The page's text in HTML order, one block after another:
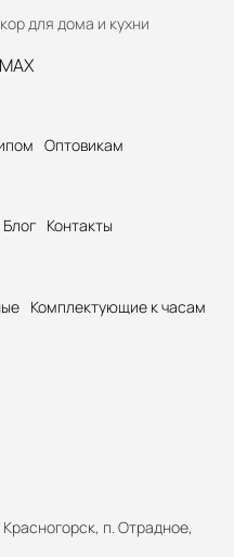
для дома и кухни
Оптовикам
Блог Контакты
Комплектующие к часам
п. Отрадное,